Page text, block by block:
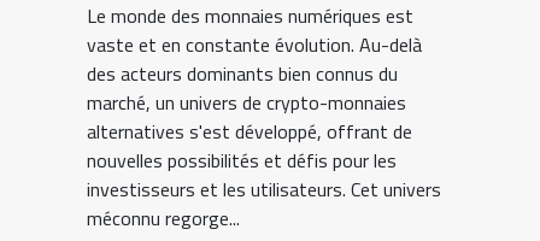
Le monde des monnaies numériques est
vaste et en constante évolution. Au-delà
des acteurs dominants bien connus du
marché, un univers de crypto-monnaies
alternatives s'est développé, offrant de
nouvelles possibilités et défis pour les
investisseurs et les utilisateurs. Cet univers
méconnu regorge...